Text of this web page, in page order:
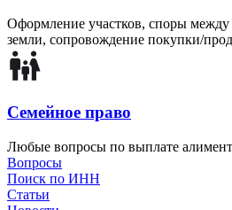
Оформление участков, споры между
земли, сопровождение покупки/
Семейное право
Любые вопросы по выплате
Вопросы
Поиск по ИНН
Статьи